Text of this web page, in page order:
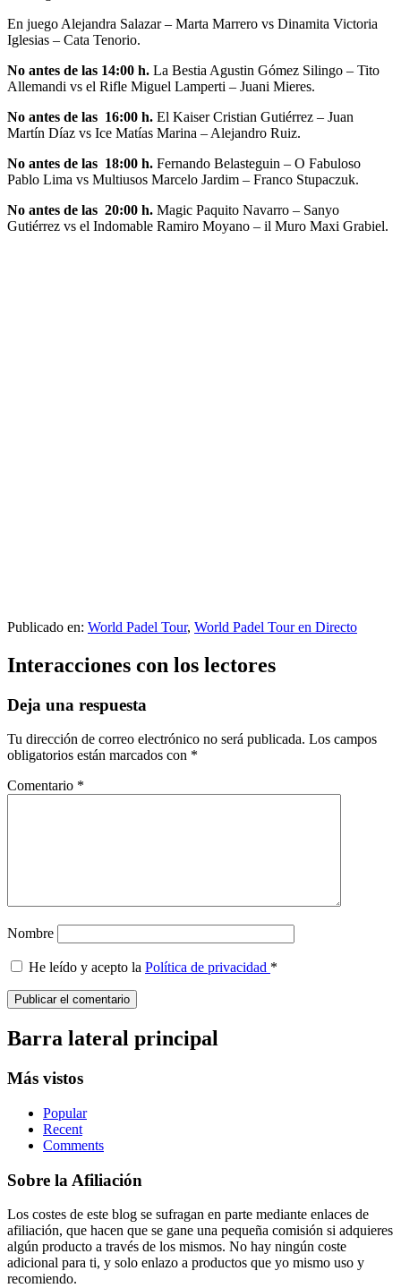
En juego Alejandra Salazar – Marta Marrero vs Dinamita Victoria
Iglesias – Cata Tenorio.
No antes de las 14:00 h. La Bestia Agustin Gómez Silingo – Tito
Allemandi vs el Rifle Miguel Lamperti – Juani Mieres.
No antes de las 16:00 h. El Kaiser Cristian Gutiérrez – Juan
Martín Díaz vs Ice Matías Marina – Alejandro Ruiz.
No antes de las 18:00 h. Fernando Belasteguin – O Fabuloso
Pablo Lima vs Multiusos Marcelo Jardim – Franco Stupaczuk.
No antes de las 20:00 h. Magic Paquito Navarro – Sanyo
Gutiérrez vs el Indomable Ramiro Moyano – il Muro Maxi Grabiel.
Publicado en: World Padel Tour, World Padel Tour en Directo
Interacciones con los lectores
Deja una respuesta
Tu dirección de correo electrónico no será publicada. Los campos
obligatorios están marcados con *
Comentario *
Nombre
He leído y acepto la Política de privacidad *
Barra lateral principal
Más vistos
Popular
Recent
Comments
Sobre la Afiliación
Los costes de este blog se sufragan en parte mediante enlaces de
afiliación, que hacen que se gane una pequeña comisión si adquieres
algún producto a través de los mismos. No hay ningún coste
adicional para ti, y solo enlazo a productos que yo mismo uso y
recomiendo.